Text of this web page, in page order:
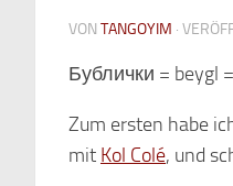
VON TANGOYIM ·
Бублички = beygl
Zum ersten habe
mit Kol Colé, und